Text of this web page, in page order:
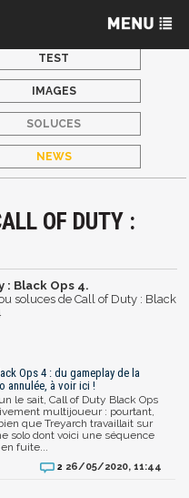
TEST
IMAGES
SOLUCES
NEWS
OF DUTY :
: Black Ops 4.
soluces de Call of Duty : Black
Ops 4 : du gameplay de la
annulée, à voir ici !
le sait, Call of Duty Black Ops
multijoueur : pourtant,
que Treyarch travaillait sur
solo dont voici une séquence
fuite...
2 26/05/2020, 11:44